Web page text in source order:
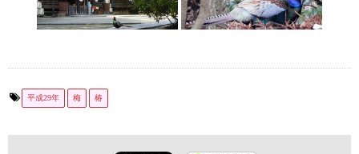
平成29年 梅 椿